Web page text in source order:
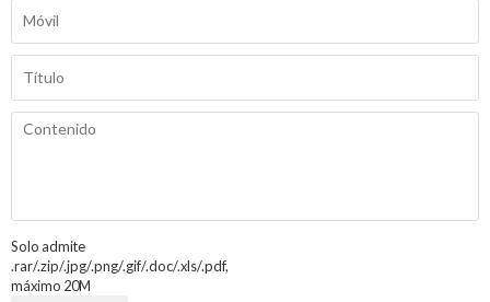
Solo admite
.rar/.zip/.jpg/.png/.gif/.doc/.xls/.pdf,
máximo 20M